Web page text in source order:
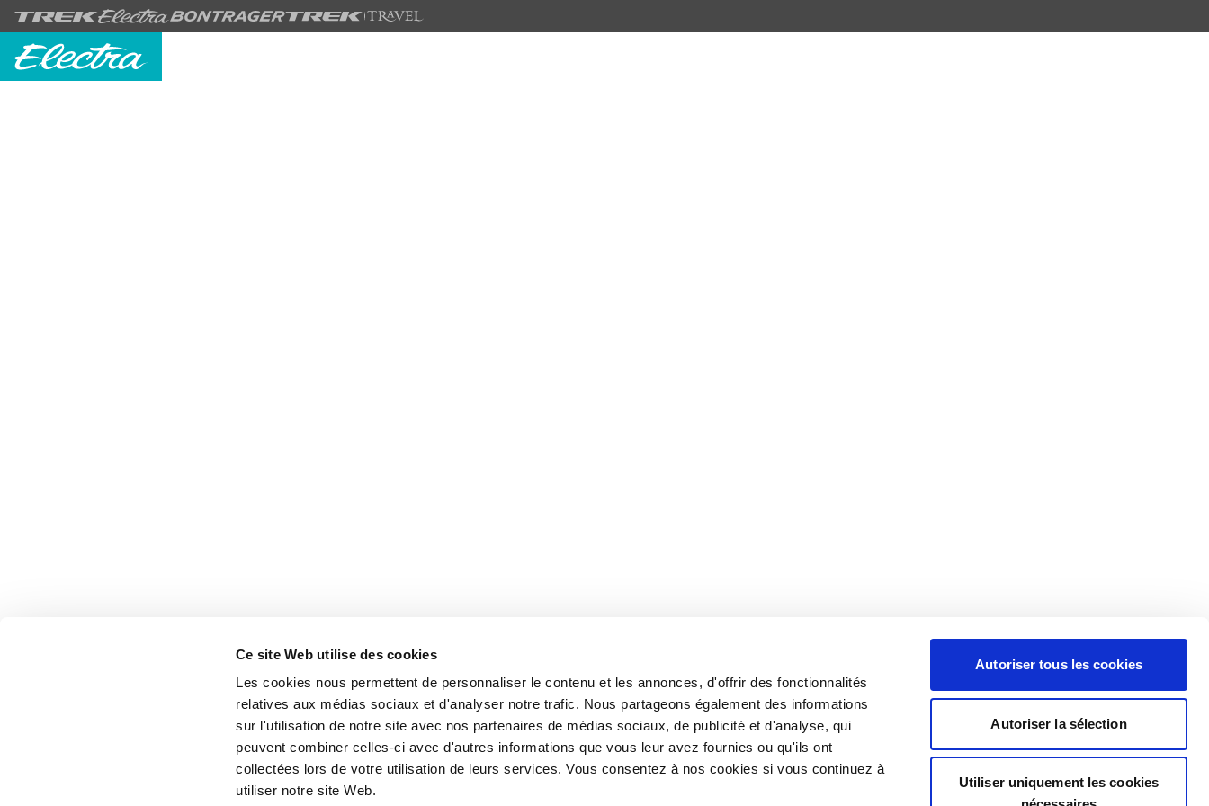
Ce site Web utilise des cookies
Les cookies nous permettent de personnaliser le contenu et les annonces, d'offrir des fonctionnalités
relatives aux médias sociaux et d'analyser notre trafic. Nous partageons également des informations
sur l'utilisation de notre site avec nos partenaires de médias sociaux, de publicité et d'analyse, qui
peuvent combiner celles-ci avec d'autres informations que vous leur avez fournies ou qu'ils ont
collectées lors de votre utilisation de leurs services. Vous consentez à nos cookies si vous continuez à
utiliser notre site Web.
Autoriser tous les cookies
Autoriser la sélection
Utiliser uniquement les cookies